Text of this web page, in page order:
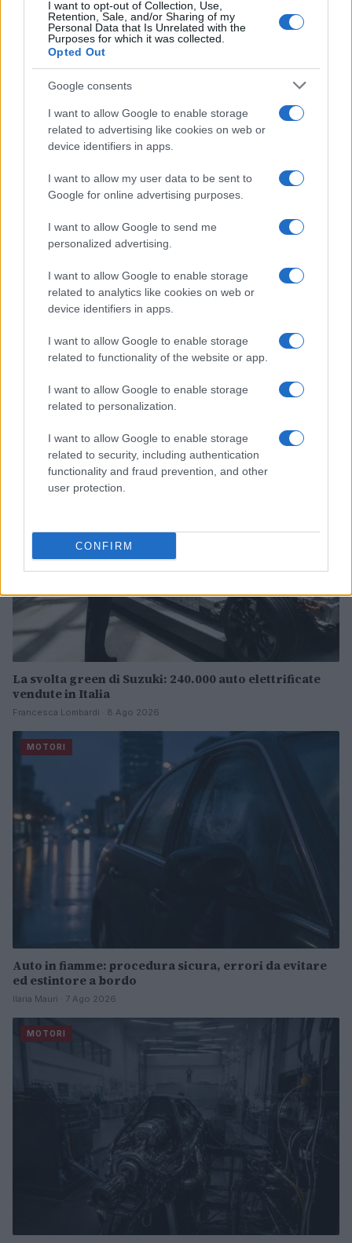
I want to opt-out of Collection, Use,
Retention, Sale, and/or Sharing of my
Personal Data that Is Unrelated with the
Purposes for which it was collected.
Opted Out
Google consents
I want to allow Google to enable storage
related to advertising like cookies on web or
device identifiers in apps.
I want to allow my user data to be sent to
Google for online advertising purposes.
I want to allow Google to send me
personalized advertising.
I want to allow Google to enable storage
related to analytics like cookies on web or
device identifiers in apps.
I want to allow Google to enable storage
related to functionality of the website or app.
I want to allow Google to enable storage
related to personalization.
I want to allow Google to enable storage
related to security, including authentication
functionality and fraud prevention, and other
user protection.
CONFIRM
allenatore under15 al Chieri e ciclista urbano.
Continua a leggere
MOTORI
La svolta green di Suzuki: 240.000 auto elettrificate
vendute in Italia
Francesca Lombardi · 8 Ago 2026
MOTORI
Auto in fiamme: procedura sicura, errori da evitare
ed estintore a bordo
Ilaria Mauri · 7 Ago 2026
MOTORI